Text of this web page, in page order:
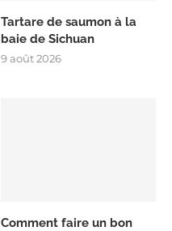
Tartare de saumon à la
baie de Sichuan
9 août 2026
Comment faire un bon